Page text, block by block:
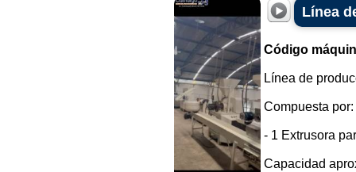
Línea
Código
Línea de
Compuesta por:
- 1 Extrusora
Capacidad